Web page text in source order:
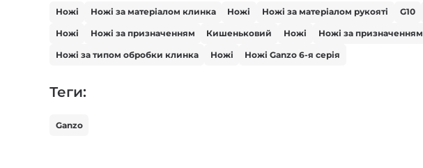
Ножі Ножі за матеріалом клинка Ножі Ножі за матеріалом рукояті G10
Ножі Ножі за призначенням Кишеньковий Ножі Ножі за призначенням
Ножі за типом обробки клинка Ножі Ножі Ganzo 6-я серія
Теги:
Ganzo